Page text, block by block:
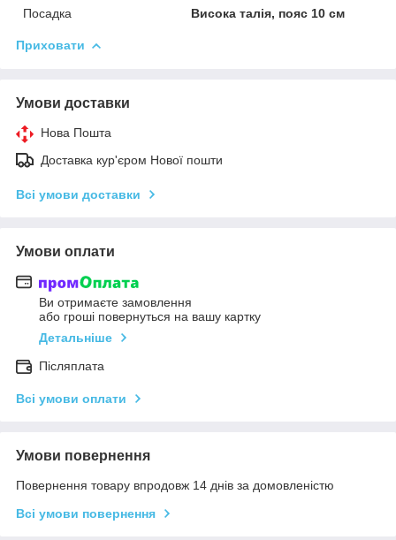
Посадка
Висока талія, пояс 10 см
Приховати
Умови доставки
Нова Пошта
Доставка кур'єром Нової пошти
Всі умови доставки
Умови оплати
Ви отримаєте замовлення
або гроші повернуться на вашу картку
Детальніше
Післяплата
Всі умови оплати
Умови повернення
Повернення товару впродовж 14 днів за домовленістю
Всі умови повернення